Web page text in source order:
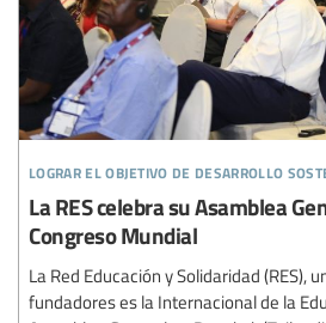
lograr el objetivo de desarrollo
La RES celebra su Asamblea
Congreso Mundial
La Red Educación y Solidaridad (RES),
fundadores es la Internacional de la